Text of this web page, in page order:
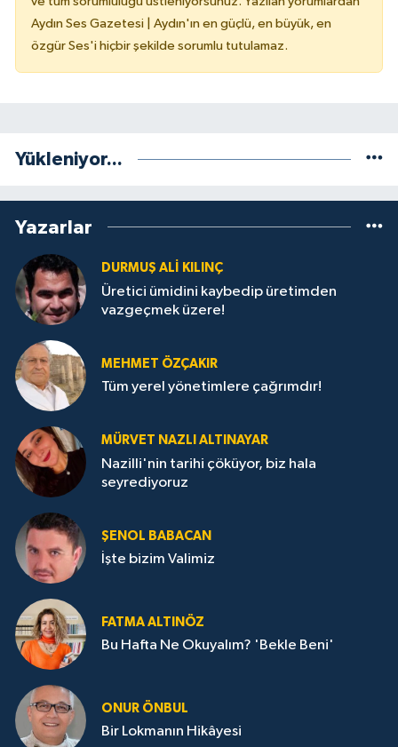
Aydın Ses Gazetesi | Aydın'ın en güçlü, en büyük, en
özgür Ses'i hiçbir şekilde sorumlu tutulamaz.
Yükleniyor...
Yazarlar
DURMUŞ ALI KILINÇ
Üretici ümidini kaybedip üretimden
vazgeçmek üzere!
MEHMET ÖZÇAKIR
Tüm yerel yönetimlere çağrımdır!
MÜRVET NAZLI ALTINAYAR
Nazilli'nin tarihi çöküyor, biz hala
seyrediyoruz
ŞENOL BABACAN
İşte bizim Valimiz
FATMA ALTINÖZ
Bu Hafta Ne Okuyalım? 'Bekle Beni'
ONUR ÖNBUL
Bir Lokmanın Hikâyesi